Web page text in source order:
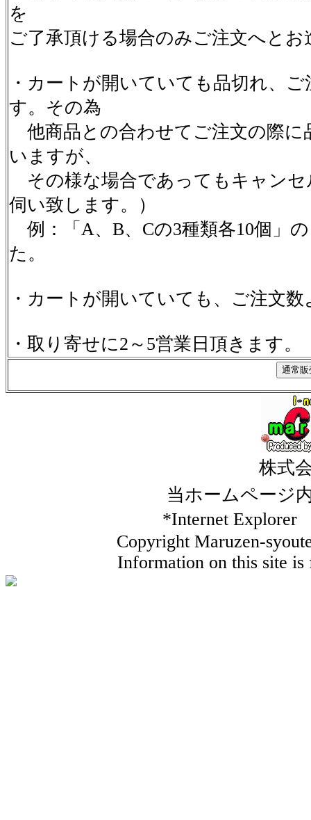
を
ご了承頂ける場合のみご注文へとお
・カートが開いていても品切れ、
す。その為
他商品との合わせてご注文の際に
いますが、
その様な場合であってもキャンセ
伺い致します。）
例：「A、B、Cの3種類各10個」
た。
・カートが開いていても、ご注文
・取り寄せに2～5営業日頂きます。
株式
当ホームページ
*Internet
Copyright Maruzen-
Information on this site is